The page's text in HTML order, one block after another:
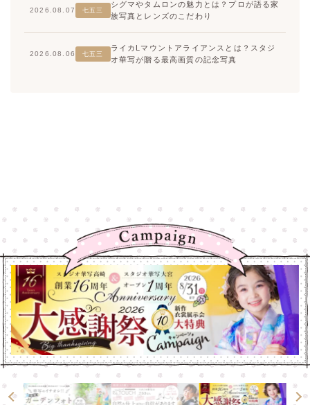
2026.08.07 七五三
シグマやタムロンの魅力とは？プロが語る家
族写真とレンズのこだわり
2026.08.06 七五三
ライカLマウントアライアンスとは？スタジ
オ華写が贈る最高画質の記念写真
高崎店
大宮店
高崎店
大宮店